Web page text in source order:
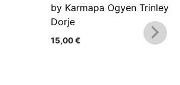
by Karmapa Ogyen Trinley
Dorje
15,00€